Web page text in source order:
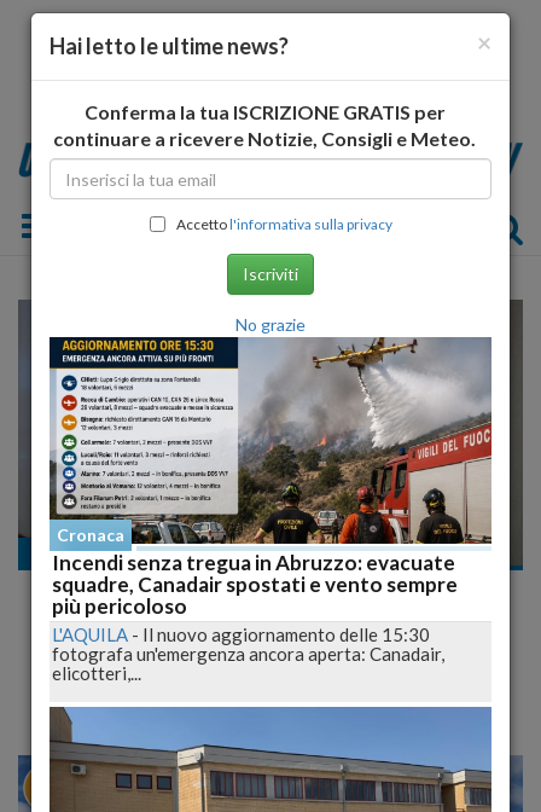
Toggle navigation
Politica
"Basta Pd": Mastrangioli abbandona. L'ex
capogruppo Provincia L'Aquila lascia il
partito
MILANO 20 26
×
Hai letto le ultime news?
Conferma la tua ISCRIZIONE GRATIS per
continuare a ricevere Notizie, Consigli e Meteo.
Accettol'informativa sulla privacy
Iscriviti
No grazie
Cronaca
Incendi senza tregua in Abruzzo: evacuate
squadre, Canadair spostati e vento sempre
più pericoloso
L'AQUILA - Il nuovo aggiornamento delle 15:30
fotografa un'emergenza ancora aperta: Canadair,
elicotteri,...